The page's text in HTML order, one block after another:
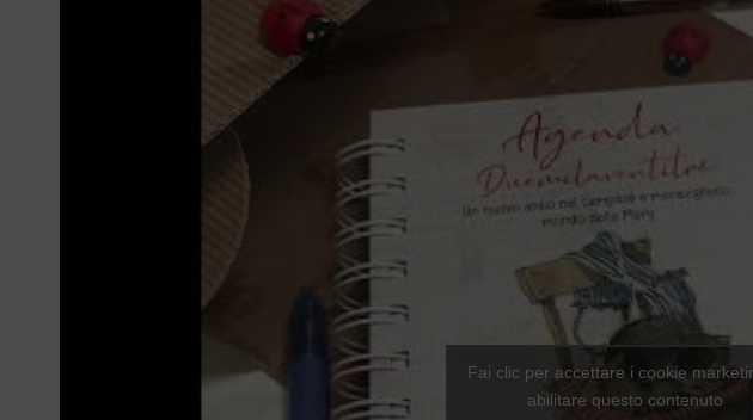
Fai clic per accettare i cookie
abilitare questo contenuto